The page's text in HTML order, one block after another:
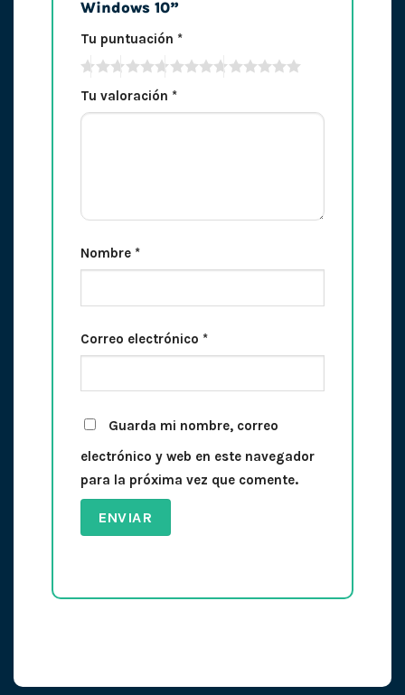
Windows 10”
Tu puntuación *
Tu valoración *
Nombre *
Correo electrónico *
Guarda mi nombre, correo
electrónico y web en este navegador
para la próxima vez que comente.